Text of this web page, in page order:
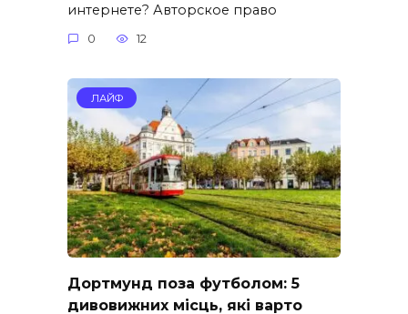
интернете? Авторское право
0 12
ЛАЙФ
Дортмунд поза футболом: 5
дивовижних місць, які варто